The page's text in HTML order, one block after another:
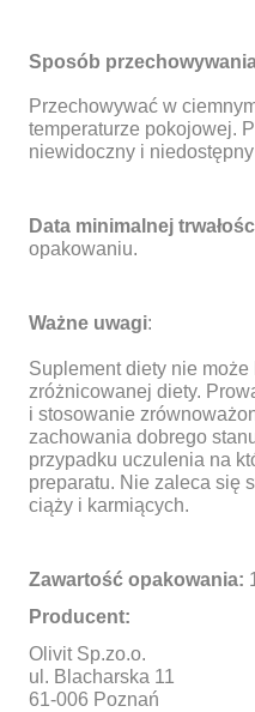
Sposób
Przechowywać w
temperaturze pokojowej.
niewidoczny i
Data minimalnej
opakowaniu.
Ważne uwagi:
Suplement diety nie
zróżnicowanej diety.
i stosowanie
zachowania dobrego
przypadku uczulenia na
preparatu. Nie zaleca się
ciąży i karmiących.
Zawartość opakowania:
Producent:
Olivit Sp.zo.o.
ul. Blacharska 11
61-006 Poznań